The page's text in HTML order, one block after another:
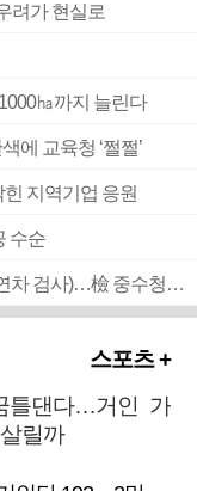
려가 현실로
㏊까지 늘린다
에 교육청 ‘쩔쩔’
지역기업 응원
수순
■ 검사 신분 버리고 직급하향(10년 이하 저연차 검사)…檢 중수청행 기피
스포츠 +
틀댄다…거인 가
릴까